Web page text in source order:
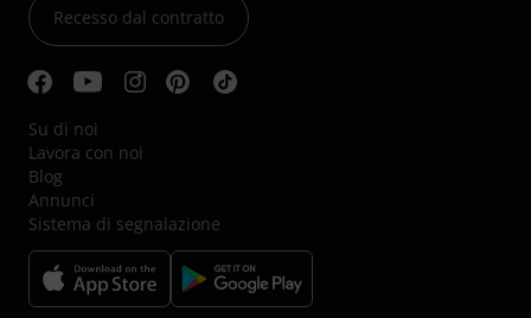
Recesso dal contratto
Su di noi
Lavora con noi
Blog
Annunci
Sistema di segnalazione